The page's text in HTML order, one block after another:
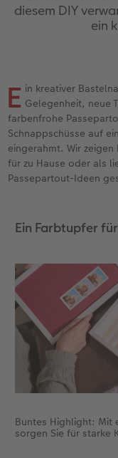
Alu-
Foto
im
Art
Max
App
diesem DIY
ein
E in kreativer
Gelegenheit, neue
farbenfrohe
Schnappschüsse auf
eingerahmt. Wir zeigen
für zu Hause oder als
Passepartout-Ideen
Ein Farbtupfer
Buntes Highlight: Mit
sorgen Sie für starke